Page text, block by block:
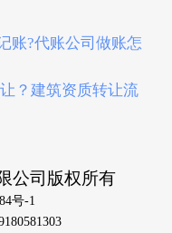
账?代账公司做账怎
？建筑资质转让流
公司版权所有
号-1